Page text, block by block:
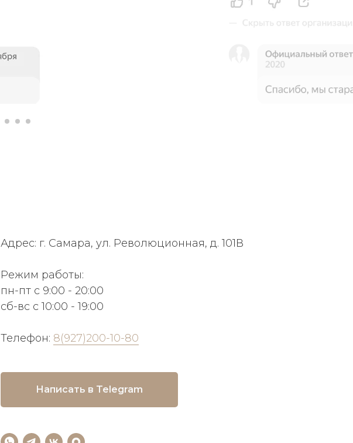
Адрес: г. Самара, ул. Революционная, д. 101В
Режим работы:
пн-пт с 9:00 - 20:00
сб-вс с 10:00 - 19:00
Телефон: 8(927)200-10-80
Написать в Telegram